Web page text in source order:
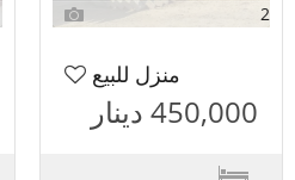
2
منزل للبيع
450,000 دينار